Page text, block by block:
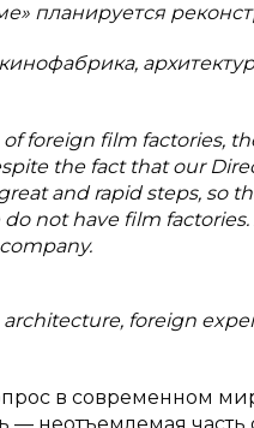
планируется
foreign film factories,
the fact that our
and rapid steps, so
not have film
foreign
в современном